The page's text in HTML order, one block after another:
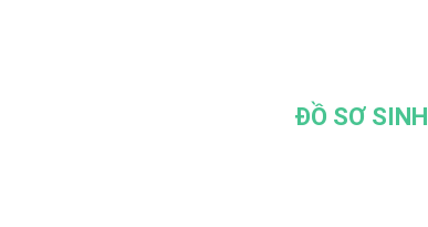
ĐỒ SƠ SINH